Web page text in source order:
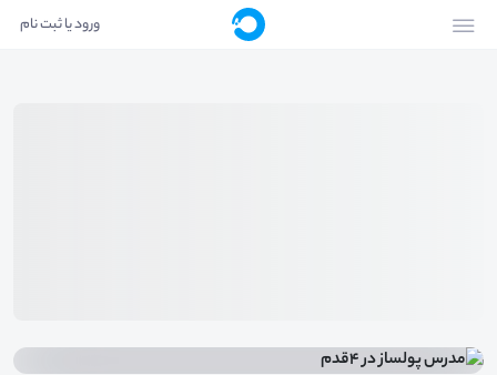
ورود یا ثبت نام